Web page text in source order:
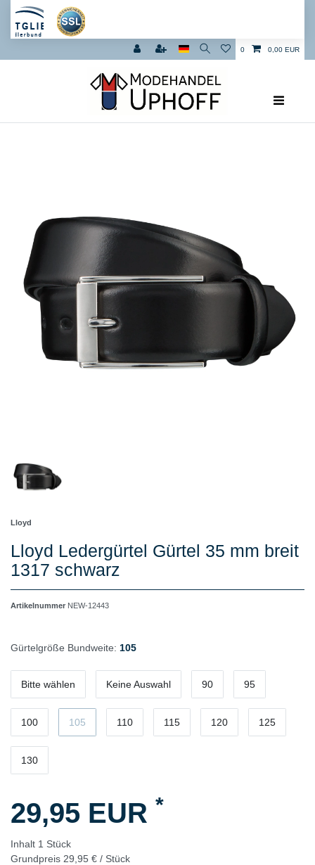
0 0,00 EUR
Lloyd
Lloyd Ledergürtel Gürtel 35 mm breit
1317 schwarz
Artikelnummer NEW-12443
Gürtelgröße Bundweite: 105
Bitte wählen Keine Auswahl 90 95
100 105 110 115 120 125
130
29,95 EUR *
Inhalt 1 Stück
Grundpreis 29,95 € / Stück